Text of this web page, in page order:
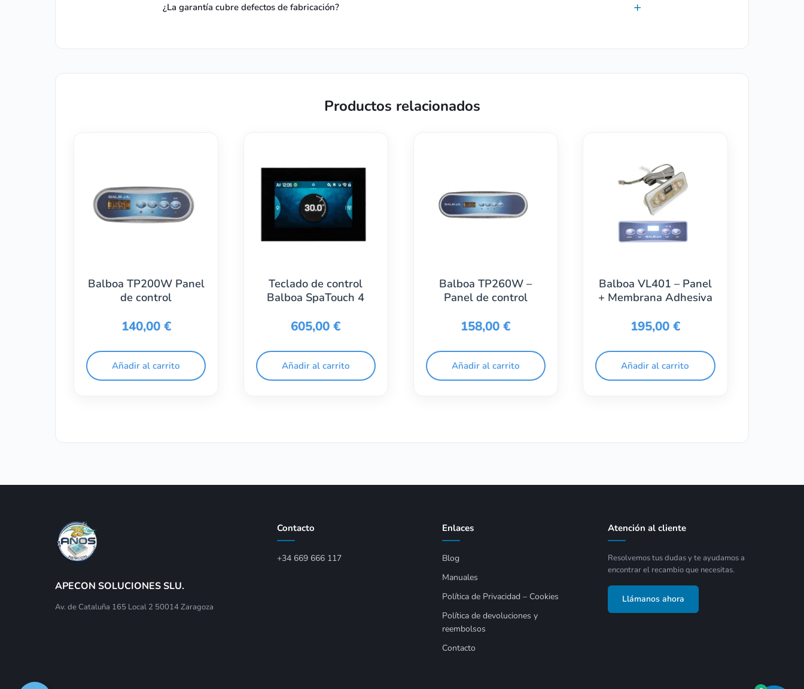
¿La garantía cubre defectos de fabricación?
Productos relacionados
Balboa TP200W Panel
de control
140,00 €
Añadir al carrito
Teclado de control
Balboa SpaTouch 4
605,00€
Añadir al carrito
Balboa TP260W –
Panel de control
158,00€
Añadir al carrito
Balboa VL401 – Panel
+ Membrana Adhesiva
195,00 €
Añadir al carrito
APECON SOLUCIONES SLU.
Av. de Cataluña 165 Local 2 50014 Zaragoza
Contacto
+34 669 666 117
Enlaces
Blog
Manuales
Política de Privacidad – Cookies
Política de devoluciones y
reembolsos
Contacto
Atención al cliente
Resolvemos tus dudas y te ayudamos a
encontrar el recambio que necesitas.
Llámanos ahora